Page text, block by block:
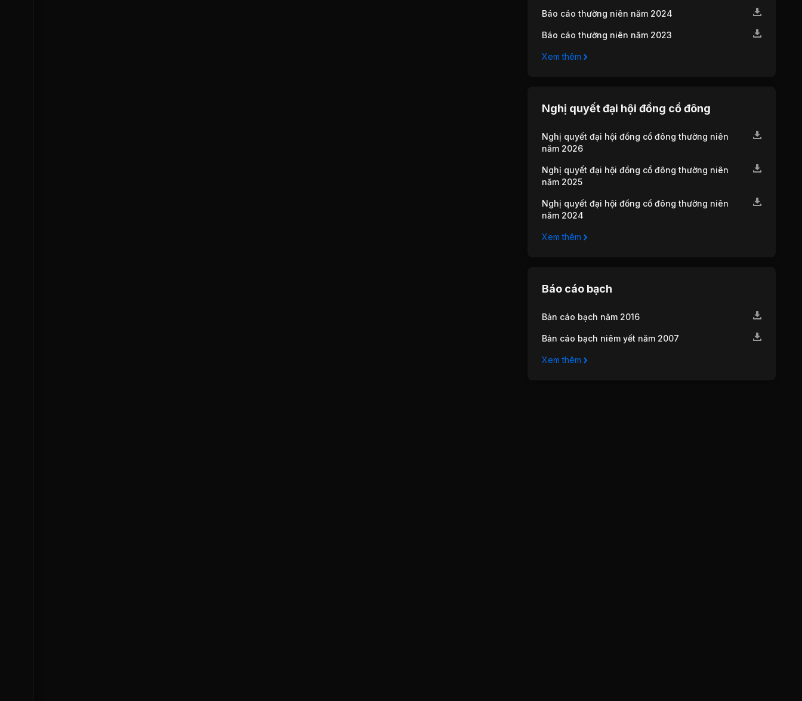
Báo cáo thường niên năm 2024
Báo cáo thường niên năm 2023
Xem thêm
Nghị quyết đại hội đồng cổ đông
Nghị quyết đại hội đồng cổ đông thường niên
năm 2026
Nghị quyết đại hội đồng cổ đông thường niên
năm 2025
Nghị quyết đại hội đồng cổ đông thường niên
năm 2024
Xem thêm
Báo cáo bạch
Bản cáo bạch năm 2016
Bản cáo bạch niêm yết năm 2007
Xem thêm